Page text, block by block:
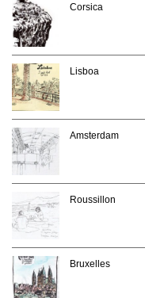
Corsica
Lisboa
Amsterdam
Roussillon
Bruxelles